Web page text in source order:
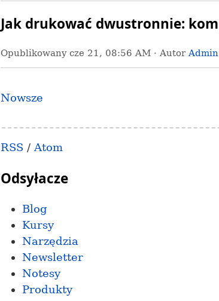
Jak drukować dwustronnie:
Opublikowany cze 21, 08:56 AM · Autor Admin
Nowsze
RSS /Atom
Odsyłacze
Blog
Kursy
Narzędzia
Newsletter
Notesy
Produkty